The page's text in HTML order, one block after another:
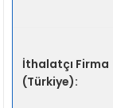
İthalatçı Firma
(Türkiye):